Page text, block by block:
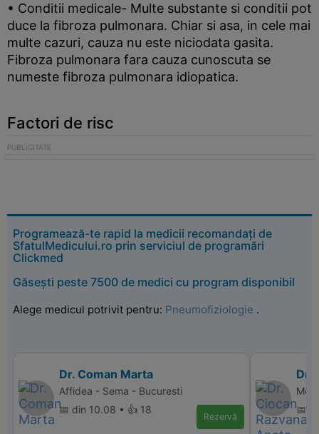
• Conditii medicale- Multe substante si conditii pot
duce la fibroza pulmonara. Chiar si asa, in cele mai
multe cazuri, cauza nu este niciodata gasita.
Fibroza pulmonara fara cauza cunoscuta se
numeste fibroza pulmonara idiopatica.
Factori de risc
Programează-te rapid la medicii recomandați de
SfatulMedicului.ro prin serviciul de programări
Clickmed
Găsești peste 7500 de medici cu program disponibil
Alege medicul potrivit pentru: Pneumofiziologie .
Dr. Coman Marta
Affidea - Sema - Bucuresti
📅 din 10.08 • 👍 18
Rezervă
Dr.
📅